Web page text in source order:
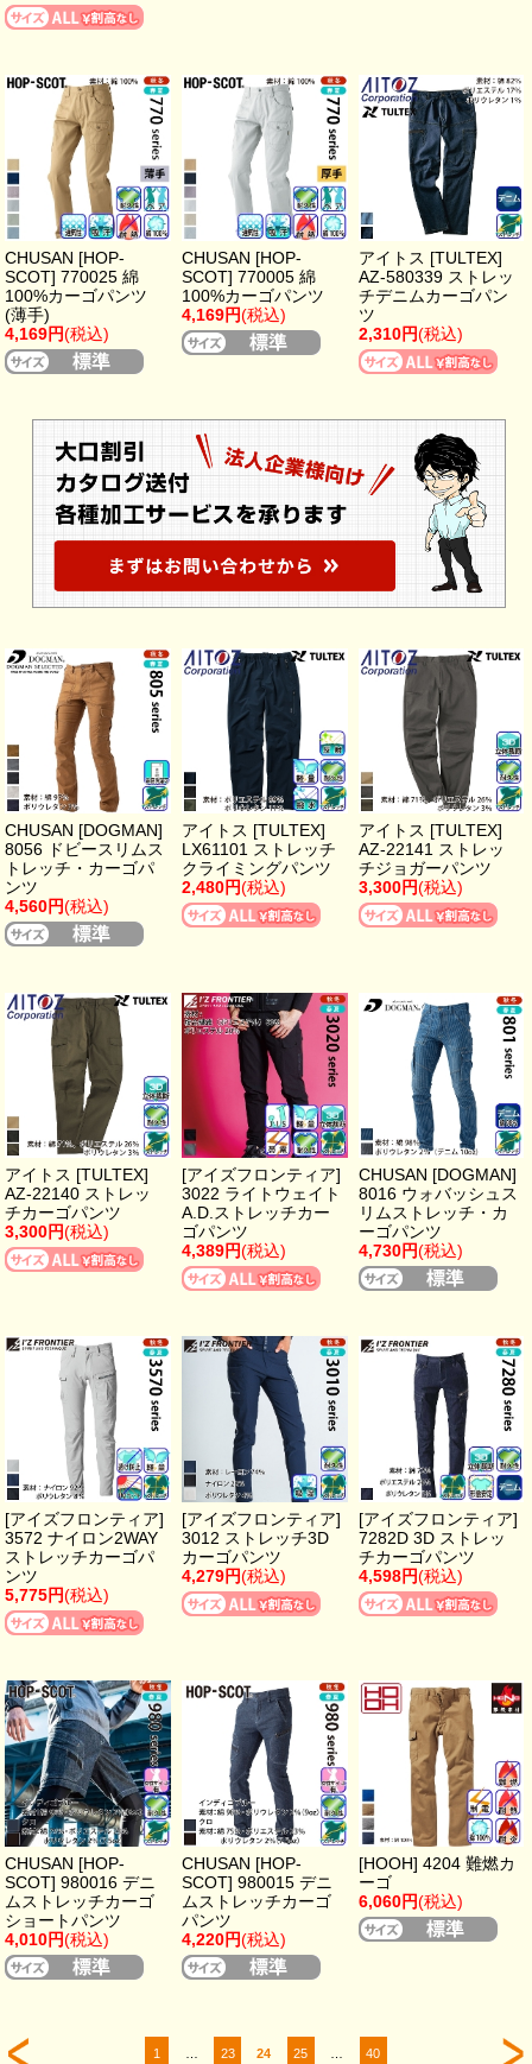
CHUSAN [HOP-
SCOT] 770025 綿
100%カーゴパンツ
(薄手)
4,169円(税込)
CHUSAN [HOP-
SCOT] 770005 綿
100%カーゴパンツ
4,169円(税込)
アイトス [TULTEX]
AZ-580339 ストレッ
チデニムカーゴパン
ツ
2,310円(税込)
CHUSAN [DOGMAN]
8056 ドビースリムス
トレッチ・カーゴパ
ンツ
4,560円(税込)
アイトス [TULTEX]
LX61101 ストレッチ
クライミングパンツ
2,480円(税込)
アイトス [TULTEX]
AZ-22141 ストレッ
チジョガーパンツ
3,300円(税込)
アイトス [TULTEX]
AZ-22140 ストレッ
チカーゴパンツ
3,300円(税込)
[アイズフロンティア]
3022 ライトウェイト
A.D.ストレッチカー
ゴパンツ
4,389円(税込)
CHUSAN [DOGMAN]
8016 ウォバッシュス
リムストレッチ・カ
ーゴパンツ
4,730円(税込)
[アイズフロンティア]
3572 ナイロン2WAY
ストレッチカーゴパ
ンツ
5,775円(税込)
[アイズフロンティア]
3012 ストレッチ3D
カーゴパンツ
4,279円(税込)
[アイズフロンティア]
7282D 3D ストレッ
チカーゴパンツ
4,598円(税込)
CHUSAN [HOP-
SCOT] 980016 デニ
ムストレッチカーゴ
ショートパンツ
4,010円(税込)
CHUSAN [HOP-
SCOT] 980015 デニ
ムストレッチカーゴ
パンツ
4,220円(税込)
[HOOH] 4204 難燃カ
ーゴ
6,060円(税込)
1 23 24 25 40